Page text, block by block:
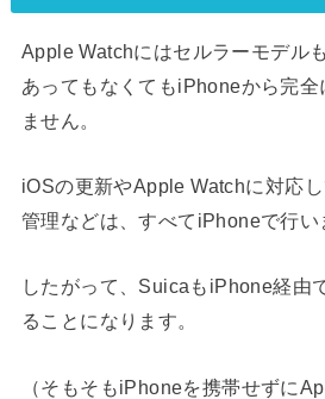
Apple Watchにはセルラーモデル
あってもなくてもiPhoneから完全
ません。
iOSの更新やApple Watchに対応
管理などは、すべてiPhoneで行い
したがって、SuicaもiPhone経由
ることになります。
（そもそもiPhoneを携帯せずに